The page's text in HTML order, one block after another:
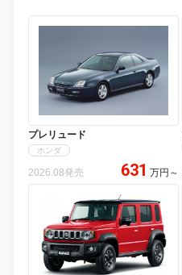
プレリュード
ホンダ
2026.08発売 631 万円 ～